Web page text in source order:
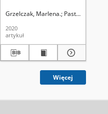
Grzelczak, Marlena. Pastusiak,
2020
artykuł
Więcej